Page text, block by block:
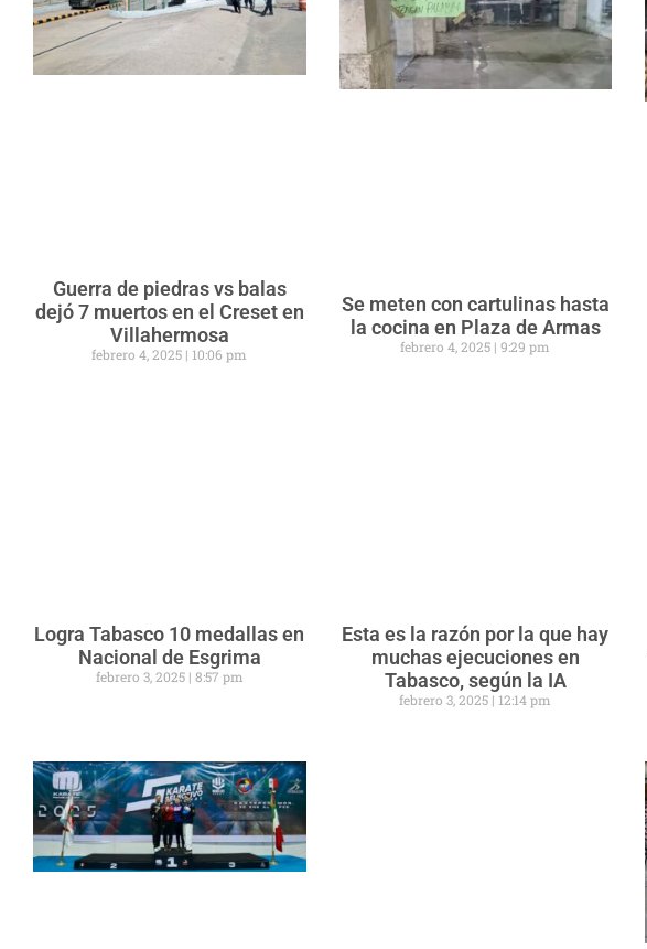
Guerra de piedras vs balas
dejó 7 muertos en el Creset en
Villahermosa
febrero 4, 2025 10:06 pm
Se meten con cartulinas hasta
la cocina en Plaza de Armas
febrero 4, 2025 9:29 pm
Logra Tabasco 10 medallas en
Nacional de Esgrima
febrero 3, 2025 8:57 pm
Esta es la razón por la que hay
muchas ejecuciones en
Tabasco, según la IA
febrero 3, 2025 12:14 pm